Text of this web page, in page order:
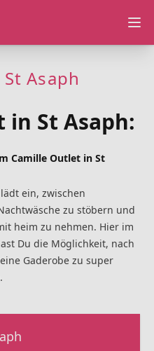
Asaph
St Asaph:
Camille Outlet in St
ein, zwischen
zu stöbern und
heim zu nehmen. Hier im
Du die Möglichkeit, nach
Gaderobe zu super